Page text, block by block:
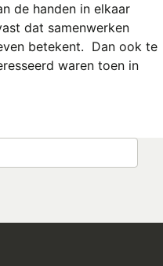
de handen in elkaar
dat samenwerken
betekent. Dan ook te
waren toen in